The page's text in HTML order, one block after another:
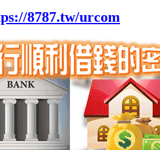
8787.tw/urcom